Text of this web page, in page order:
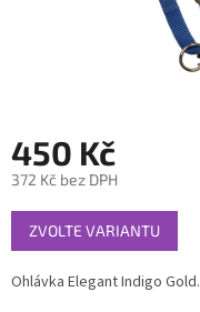
450 Kč
372 Kč bez DPH
Měrná
cena:
ZVOLTE VARIANTU
Ohlávka Elegant Indigo Gold.